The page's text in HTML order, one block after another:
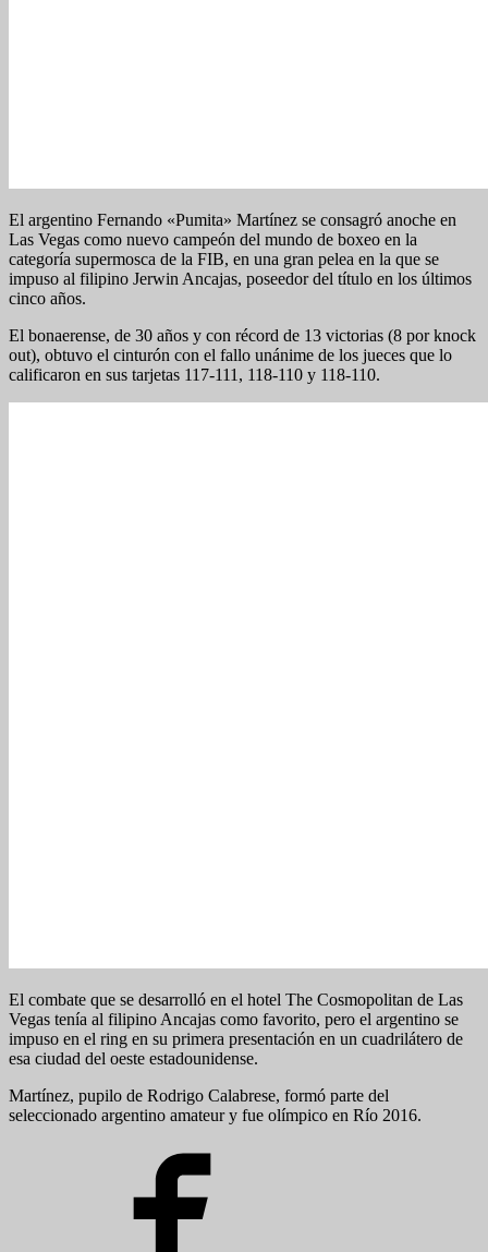
El argentino Fernando «Pumita» Martínez se consagró anoche en
Las Vegas como nuevo campeón del mundo de boxeo en la
categoría supermosca de la FIB, en una gran pelea en la que se
impuso al filipino Jerwin Ancajas, poseedor del título en los últimos
cinco años.
El bonaerense, de 30 años y con récord de 13 victorias (8 por knock
out), obtuvo el cinturón con el fallo unánime de los jueces que lo
calificaron en sus tarjetas 117-111, 118-110 y 118-110.
El combate que se desarrolló en el hotel The Cosmopolitan de Las
Vegas tenía al filipino Ancajas como favorito, pero el argentino se
impuso en el ring en su primera presentación en un cuadrilátero de
esa ciudad del oeste estadounidense.
Martínez, pupilo de Rodrigo Calabrese, formó parte del
seleccionado argentino amateur y fue olímpico en Río 2016.